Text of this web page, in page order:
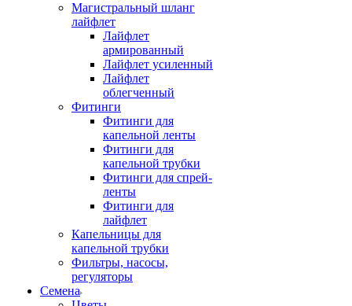
Магистральный шланг
лайфлет
Лайфлет
армированный
Лайфлет усиленный
Лайфлет
облегченный
Фитинги
Фитинги для
капельной ленты
Фитинги для
капельной трубки
Фитинги для спрей-
ленты
Фитинги для
лайфлет
Капельницы для
капельной трубки
Фильтры, насосы,
регуляторы
Семена